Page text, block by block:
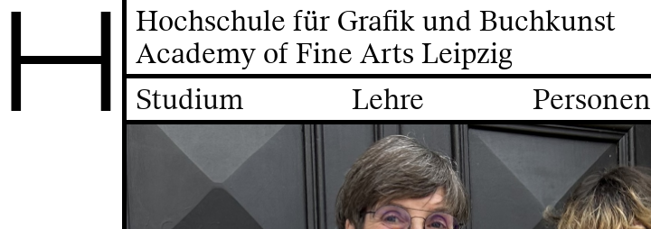
H
Hochschule für Grafik und Buchkunst
Academy of Fine Arts Leipzig
Studium Lehre Personen